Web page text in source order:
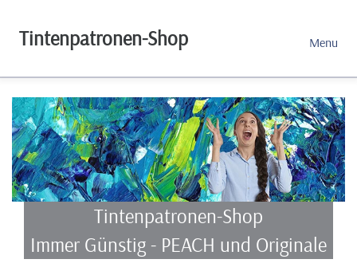
Tintenpatronen-Shop Menu
Tintenpatronen-Shop
Immer Günstig - PEACH und Originale